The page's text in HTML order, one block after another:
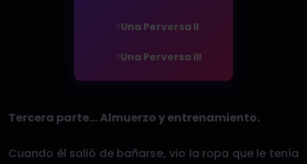
Una Perversa II
Una Perversa III
Tercera parte… Almuerzo y entrenamiento.
Cuando él salió de bañarse, vio la ropa que le tenía